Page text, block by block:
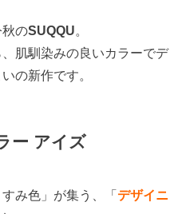
秋のSUQQU。
肌馴染みの良いカラーでデ
の新作です。
ー アイズ
み色」が集う、「デザイニ